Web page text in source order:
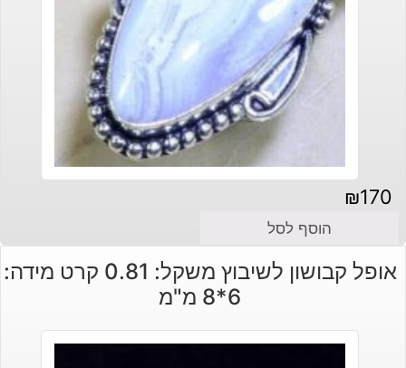
₪170
הוסף לסל
אופל קבושון לשיבוץ משקל: 0.81 קרט מידה:
6*8 מ"מ